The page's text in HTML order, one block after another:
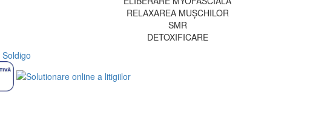
RELAXAREA MUȘCHILOR
SMR
DETOXIFICARE
Soldigo